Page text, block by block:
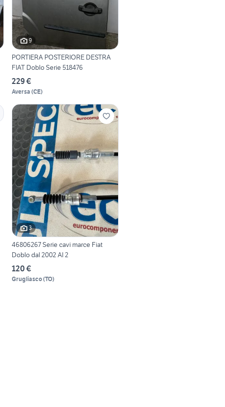
9
PORTIERA POSTERIORE DESTRA
FIAT Doblo Serie 518476
229 €
Aversa (CE)
3
46806267 Serie cavi marce Fiat
Doblo dal 2002 Al 2
120 €
Grugliasco(TO)